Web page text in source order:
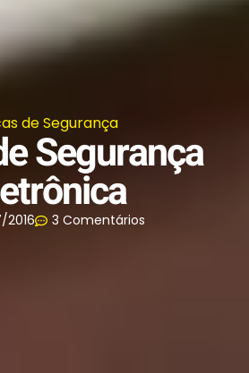
de Segurança
Segurança
2016 3 Comentários